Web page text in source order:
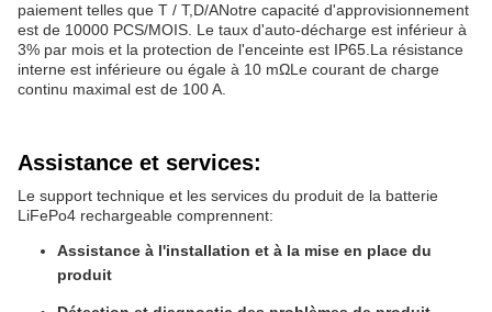
paiement telles que T / T,D/ANotre capacité d'approvisionnement
est de 10000 PCS/MOIS. Le taux d'auto-décharge est inférieur à
3% par mois et la protection de l'enceinte est IP65.La résistance
interne est inférieure ou égale à 10 mΩLe courant de charge
continu maximal est de 100 A.
Assistance et services:
Le support technique et les services du produit de la batterie
LiFePo4 rechargeable comprennent:
Assistance à l'installation et à la mise en place du
produit